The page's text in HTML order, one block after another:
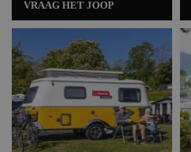
VRAAG HET JOOP